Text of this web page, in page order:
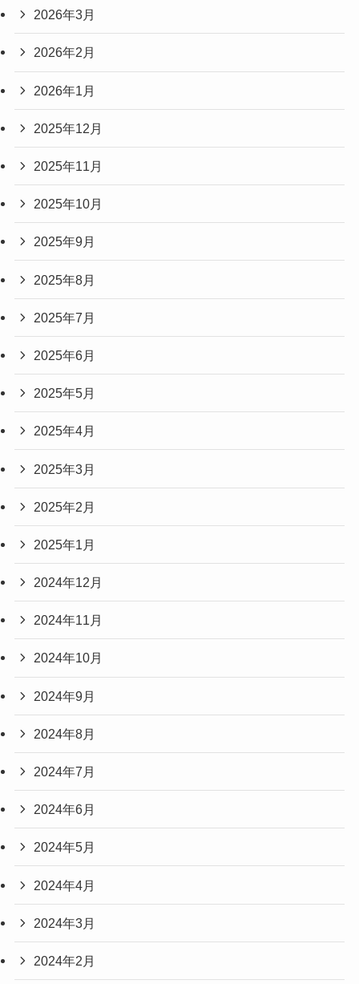
2026年3月
2026年2月
2026年1月
2025年12月
2025年11月
2025年10月
2025年9月
2025年8月
2025年7月
2025年6月
2025年5月
2025年4月
2025年3月
2025年2月
2025年1月
2024年12月
2024年11月
2024年10月
2024年9月
2024年8月
2024年7月
2024年6月
2024年5月
2024年4月
2024年3月
2024年2月